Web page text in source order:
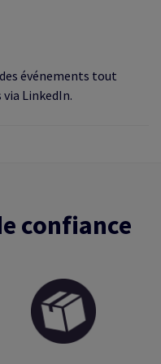
événements tout
LinkedIn.
confiance